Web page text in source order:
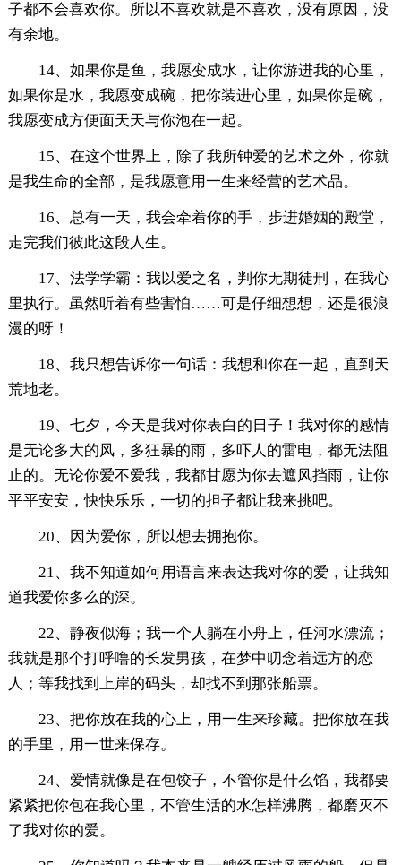
子都不会喜欢你。所以不喜欢就是不喜欢，没有原因，没
有余地。
14、如果你是鱼，我愿变成水，让你游进我的心里，
如果你是水，我愿变成碗，把你装进心里，如果你是碗，
我愿变成方便面天天与你泡在一起。
15、在这个世界上，除了我所钟爱的艺术之外，你就
是我生命的全部，是我愿意用一生来经营的艺术品。
16、总有一天，我会牵着你的手，步进婚姻的殿堂，
走完我们彼此这段人生。
17、法学学霸：我以爱之名，判你无期徒刑，在我心
里执行。虽然听着有些害怕……可是仔细想想，还是很浪
漫的呀！
18、我只想告诉你一句话：我想和你在一起，直到天
荒地老。
19、七夕，今天是我对你表白的日子！我对你的感情
是无论多大的风，多狂暴的雨，多吓人的雷电，都无法阻
止的。无论你爱不爱我，我都甘愿为你去遮风挡雨，让你
平平安安，快快乐乐，一切的担子都让我来挑吧。
20、因为爱你，所以想去拥抱你。
21、我不知道如何用语言来表达我对你的爱，让我知
道我爱你多么的深。
22、静夜似海；我一个人躺在小舟上，任河水漂流；
我就是那个打呼噜的长发男孩，在梦中叨念着远方的恋
人；等我找到上岸的码头，却找不到那张船票。
23、把你放在我的心上，用一生来珍藏。把你放在我
的手里，用一世来保存。
24、爱情就像是在包饺子，不管你是什么馅，我都要
紧紧把你包在我心里，不管生活的水怎样沸腾，都磨灭不
了我对你的爱。